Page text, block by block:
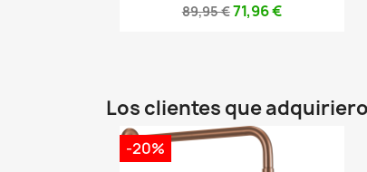
89,95 €71,96 €
Los clientes que
-20%